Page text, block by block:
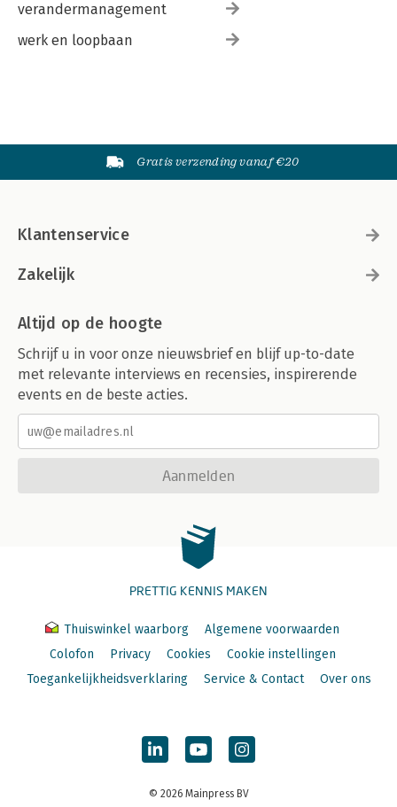
verandermanagement
werk en loopbaan
Gratis verzending vanaf €20
Klantenservice
Zakelijk
Altijd op de hoogte
Schrijf u in voor onze nieuwsbrief en blijf up-to-date
met relevante interviews en recensies, inspirerende
events en de beste acties.
Aanmelden
PRETTIG KENNIS MAKEN
Thuiswinkel waarborg
Algemene voorwaarden
Colofon
Privacy Cookies
Cookie instellingen
Toegankelijkheidsverklaring
Service & Contact Over ons
© 2026 Mainpress BV